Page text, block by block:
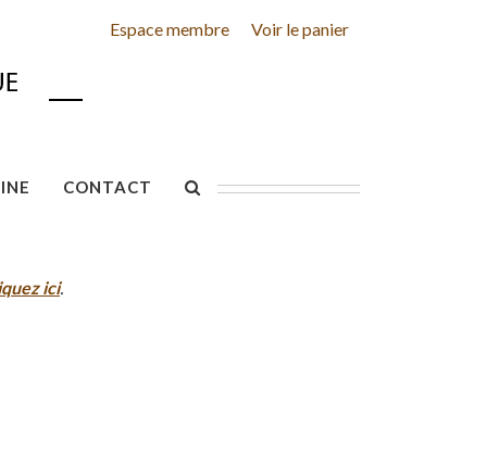
Espace membre Voir le panier
CONTACT
ici.